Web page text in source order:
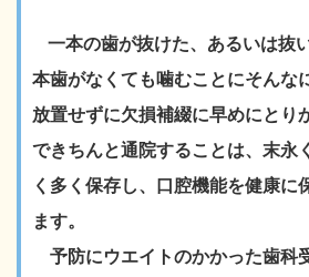
一本の歯が抜けた、あるいは抜
本歯がなくても噛むことにそんな
放置せずに欠損補綴に早めにとり
できちんと通院することは、末永
く多く保存し、口腔機能を健康に
ます。
予防にウエイトのかかった歯科